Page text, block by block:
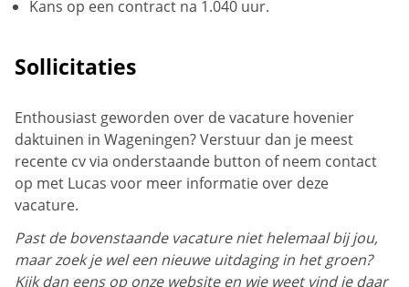
Kans op een contract na 1.040 uur.
Sollicitaties
Enthousiast geworden over de vacature hovenier
daktuinen in Wageningen? Verstuur dan je meest
recente cv via onderstaande button of neem contact
op met Lucas voor meer informatie over deze
vacature.
Past de bovenstaande vacature niet helemaal bij jou,
maar zoek je wel een nieuwe uitdaging in het groen?
Kijk dan eens op onze website en wie weet vind je daar